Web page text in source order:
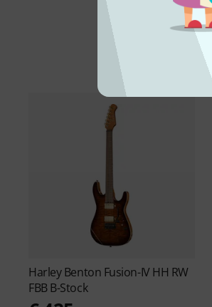
Harley Benton Fusion-IV HH RW
FBB B-Stock